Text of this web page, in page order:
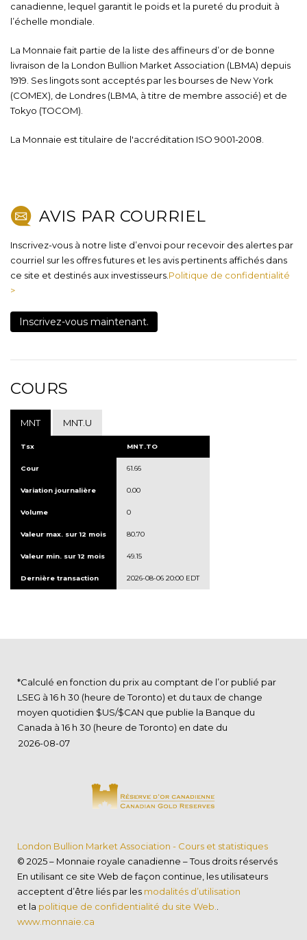
canadienne, lequel garantit le poids et la pureté du produit à
l’échelle mondiale.
La Monnaie fait partie de la liste des affineurs d’or de bonne
livraison de la London Bullion Market Association (LBMA) depuis
1919. Ses lingots sont acceptés par les bourses de New York
(COMEX), de Londres (LBMA, à titre de membre associé) et de
Tokyo (TOCOM).
La Monnaie est titulaire de l'accréditation ISO 9001-2008.
AVIS PAR COURRIEL
Inscrivez-vous à notre liste d’envoi pour recevoir des alertes par
courriel sur les offres futures et les avis pertinents affichés dans
ce site et destinés aux investisseurs. Politique de confidentialité
>
Inscrivez-vous maintenant.
COURS
MNT MNT.U
Tsx MNT.TO
Cour 61.66
Variation journalière 0.00
Volume 0
Valeur max. sur 12 mois 80.70
Valeur min. sur 12 mois 49.15
Dernière transaction 2026-08-06 20:00 EDT
*Calculé en fonction du prix au comptant de l’or publié par
LSEG à 16 h 30 (heure de Toronto) et du taux de change
moyen quotidien $US/$CAN que publie la Banque du
Canada à 16 h 30 (heure de Toronto) en date du
London Bullion Market Association - Cours et statistiques
© 2025 – Monnaie royale canadienne – Tous droits réservés
En utilisant ce site Web de façon continue, les utilisateurs
acceptent d’être liés par les modalités d’utilisation
et la politique de confidentialité du site Web.
www.monnaie.ca